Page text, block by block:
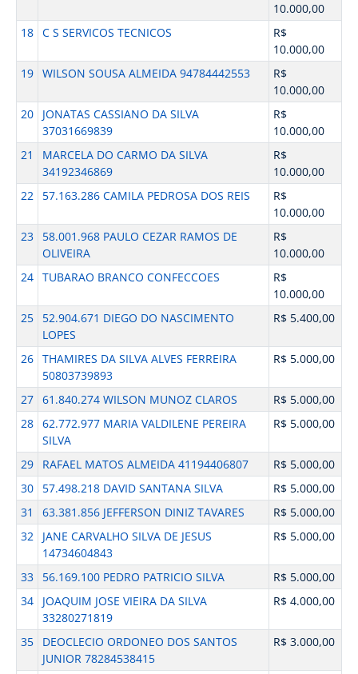
10.000,00
18 C S SERVICOS TECNICOS
R$
10.000,00
19 WILSON SOUSA ALMEIDA 94784442553
R$
10.000,00
20
JONATAS CASSIANO DA SILVA
37031669839
R$
10.000,00
21
MARCELA DO CARMO DA SILVA
34192346869
R$
10.000,00
22
57.163.286 CAMILA PEDROSA DOS REIS
R$
10.000,00
23
58.001.968 PAULO CEZAR RAMOS DE
OLIVEIRA
R$
10.000,00
24 TUBARAO BRANCO CONFECCOES
R$
10.000,00
25
52.904.671 DIEGO DO NASCIMENTO
LOPES
R$ 5.400,00
26 THAMIRES DA SILVA ALVES FERREIRA
50803739893
R$ 5.000,00
27 61.840.274 WILSON MUNOZ CLAROS
R$ 5.000,00
28 62.772.977 MARIA VALDILENE PEREIRA
SILVA
R$ 5.000,00
29 RAFAEL MATOS ALMEIDA 41194406807
R$ 5.000,00
30
57.498.218 DAVID SANTANA SILVA
R$ 5.000,00
31
63.381.856 JEFFERSON DINIZ TAVARES
R$ 5.000,00
32
JANE CARVALHO SILVA DE JESUS
14734604843
R$ 5.000,00
33 56.169.100 PEDRO PATRICIO SILVA
R$ 5.000,00
34
JOAQUIM JOSE VIEIRA DA SILVA
33280271819
R$ 4.000,00
35
DEOCLECIO ORDONEO DOS SANTOS
JUNIOR 78284538415
R$ 3.000,00